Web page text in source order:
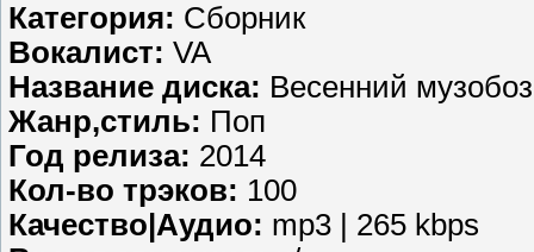
Категория: Сборник
Вокалист: VA
Название диска: Весенний
Жанр,стиль: Поп
Год релиза: 2014
Кол-во трэков: 100
Качество|Аудио: mp3 | 265 kbps